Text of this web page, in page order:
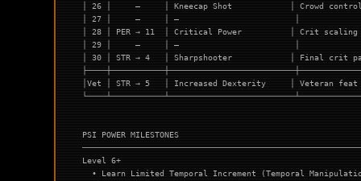
│ 26 │     —     │ Kneecap Shot            │ Crowd
│ 27 │     —     │ —                        │
│ 28 │ PER → 11  │ Critical Power          │ Crit scaling
│ 29 │     —     │ —                        │
│ 30 │ STR → 4   │ Sharpshooter            │ Final crit
│Vet │ STR → 5   │ Increased Dexterity     │ Veteran
PSI POWER MILESTONES
Level 6+
• Learn Limited Temporal Increment (Temporal